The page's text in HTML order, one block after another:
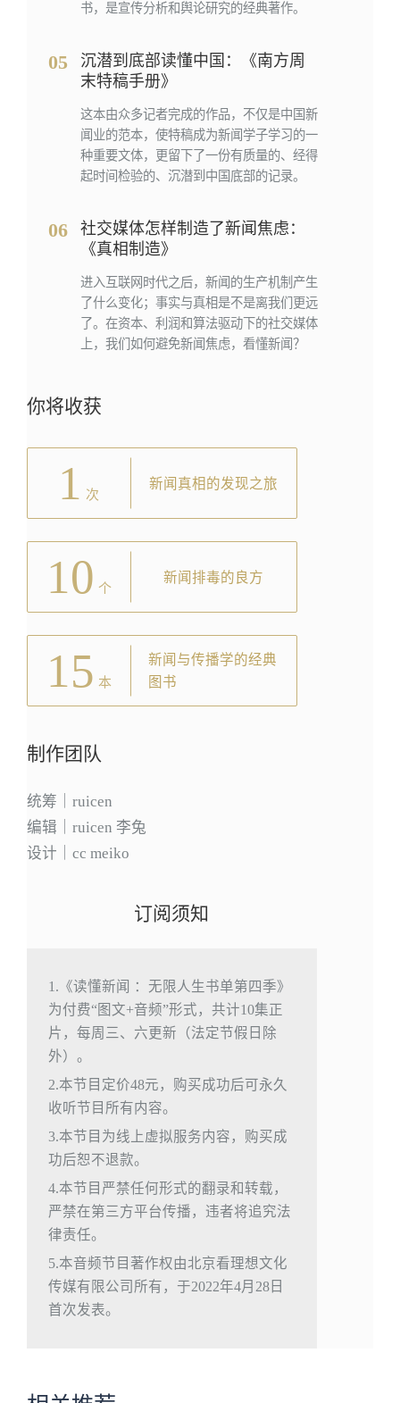
书，是宣传分析和舆论研究的经典著作。
05
沉潜到底部读懂中国：《南⽅周
末特稿⼿册》
这本由众多记者完成的作品，不仅是中国新
闻业的范本，使特稿成为新闻学子学习的一
种重要文体，更留下了一份有质量的、经得
起时间检验的、沉潜到中国底部的记录。
06
社交媒体怎样制造了新闻焦虑：
《真相制造》
进入互联网时代之后，新闻的生产机制产生
了什么变化；事实与真相是不是离我们更远
了。在资本、利润和算法驱动下的社交媒体
上，我们如何避免新闻焦虑，看懂新闻？
你将收获
1 次
新闻真相的发现之旅
10 个
新闻排毒的良方
15 本
新闻与传播学的经典
图书
制作团队
统筹｜ruicen
编辑｜ruicen 李兔
设计｜cc meiko
订阅须知
1.《读懂新闻 ：无限人生书单第四季》
为付费“图文+音频”形式，共计10集正
片，每周三、六更新（法定节假日除
外）。
2.本节目定价48元，购买成功后可永久
收听节目所有内容。
3.本节目为线上虚拟服务内容，购买成
功后恕不退款。
4.本节目严禁任何形式的翻录和转载，
严禁在第三方平台传播，违者将追究法
律责任。
5.本音频节目著作权由北京看理想文化
传媒有限公司所有，于2022年4月28日
首次发表。